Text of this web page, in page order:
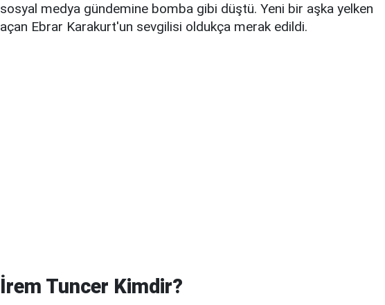
sosyal medya gündemine bomba gibi düştü. Yeni bir aşka yelken
açan Ebrar Karakurt'un sevgilisi oldukça merak edildi.
İrem Tuncer Kimdir?